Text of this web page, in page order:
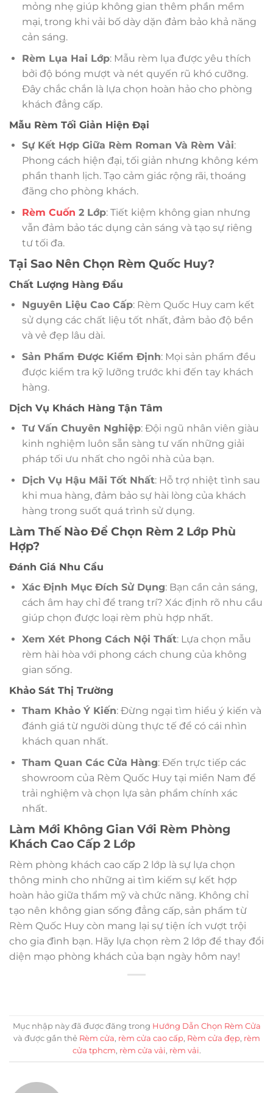
mỏng nhẹ giúp không gian thêm phần mềm
mại, trong khi vải bố dày dặn đảm bảo khả năng
cản sáng.
Rèm Lụa Hai Lớp: Mẫu rèm lụa được yêu thích
bởi độ bóng mượt và nét quyến rũ khó cưỡng.
Đây chắc chắn là lựa chọn hoàn hảo cho phòng
khách đẳng cấp.
Mẫu Rèm Tối Giản Hiện Đại
Sự Kết Hợp Giữa Rèm Roman Và Rèm Vải:
Phong cách hiện đại, tối giản nhưng không kém
phần thanh lịch. Tạo cảm giác rộng rãi, thoáng
đãng cho phòng khách.
Rèm Cuốn 2 Lớp: Tiết kiệm không gian nhưng
vẫn đảm bảo tác dụng cản sáng và tạo sự riêng
tư tối đa.
Tại Sao Nên Chọn Rèm Quốc Huy?
Chất Lượng Hàng Đầu
Nguyên Liệu Cao Cấp: Rèm Quốc Huy cam kết
sử dụng các chất liệu tốt nhất, đảm bảo độ bền
và vẻ đẹp lâu dài.
Sản Phẩm Được Kiểm Định: Mọi sản phẩm đều
được kiểm tra kỹ lưỡng trước khi đến tay khách
hàng.
Dịch Vụ Khách Hàng Tận Tâm
Tư Vấn Chuyên Nghiệp: Đội ngũ nhân viên giàu
kinh nghiệm luôn sẵn sàng tư vấn những giải
pháp tối ưu nhất cho ngôi nhà của bạn.
Dịch Vụ Hậu Mãi Tốt Nhất: Hỗ trợ nhiệt tình sau
khi mua hàng, đảm bảo sự hài lòng của khách
hàng trong suốt quá trình sử dụng.
Làm Thế Nào Để Chọn Rèm 2 Lớp Phù
Hợp?
Đánh Giá Nhu Cầu
Xác Định Mục Đích Sử Dụng: Bạn cần cản sáng,
cách âm hay chỉ để trang trí? Xác định rõ nhu cầu
giúp chọn được loại rèm phù hợp nhất.
Xem Xét Phong Cách Nội Thất: Lựa chọn mẫu
rèm hài hòa với phong cách chung của không
gian sống.
Khảo Sát Thị Trường
Tham Khảo Ý Kiến: Đừng ngại tìm hiểu ý kiến và
đánh giá từ người dùng thực tế để có cái nhìn
khách quan nhất.
Tham Quan Các Cửa Hàng: Đến trực tiếp các
showroom của Rèm Quốc Huy tại miền Nam để
trải nghiệm và chọn lựa sản phẩm chính xác
nhất.
Làm Mới Không Gian Với Rèm Phòng
Khách Cao Cấp 2 Lớp
Rèm phòng khách cao cấp 2 lớp là sự lựa chọn
thông minh cho những ai tìm kiếm sự kết hợp
hoàn hảo giữa thẩm mỹ và chức năng. Không chỉ
tạo nên không gian sống đẳng cấp, sản phẩm từ
Rèm Quốc Huy còn mang lại sự tiện ích vượt trội
cho gia đình bạn. Hãy lựa chọn rèm 2 lớp để thay đổi
diện mạo phòng khách của bạn ngày hôm nay!
Mục nhập này đã được đăng trong Hướng Dẫn Chọn Rèm Cửa
và được gắn thẻ Rèm cửa, rèm cửa cao cấp, Rèm cửa đẹp, rèm
cửa tphcm, rèm cửa vải, rèm vải.